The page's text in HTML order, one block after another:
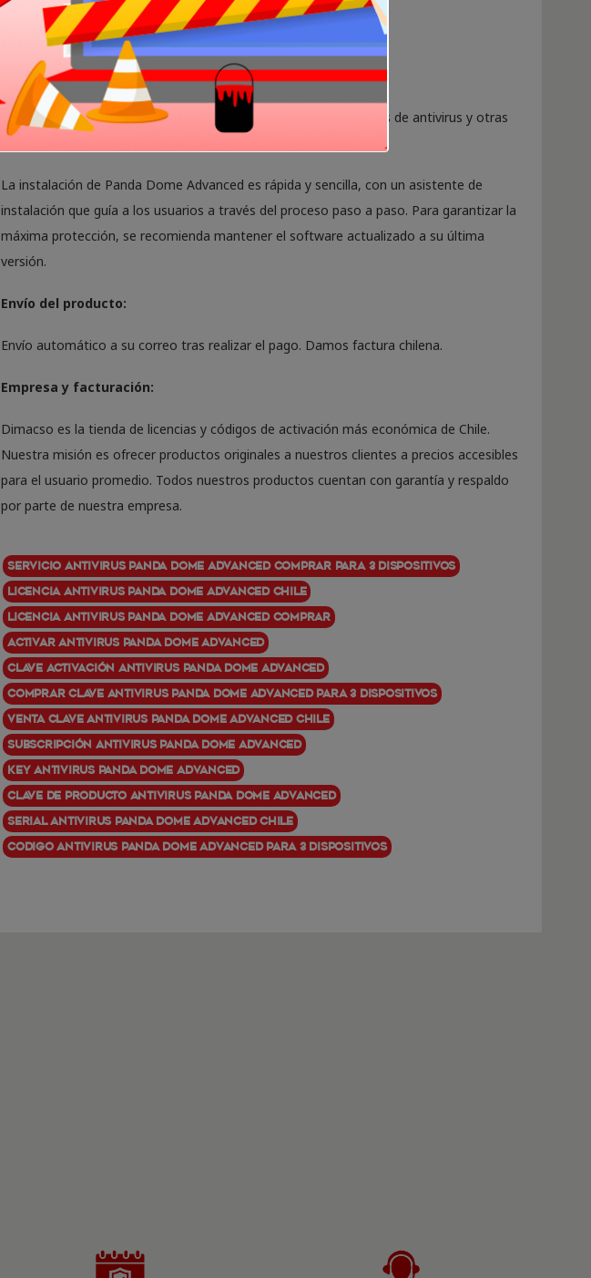
Para iOS:
50 MB de espacio libre.
Conexión a internet para la actualización de la base de datos de antivirus y otras
La instalación de Panda Dome Advanced es rápida y sencilla, con un asistente de
instalación que guía a los usuarios a través del proceso paso a paso. Para garantizar la
máxima protección, se recomienda mantener el software actualizado a su última
versión.
Envío del producto:
Envío automático a su correo tras realizar el pago. Damos factura chilena.
Empresa y facturación:
Dimacso es la tienda de licencias y códigos de activación más económica de Chile.
Nuestra misión es ofrecer productos originales a nuestros clientes a precios accesibles
para el usuario promedio. Todos nuestros productos cuentan con garantía y respaldo
por parte de nuestra empresa.
Servicio Antivirus Panda Dome Advanced comprar para 3 dispositivos
Licencia Antivirus Panda Dome Advanced Chile
Licencia Antivirus Panda Dome Advanced comprar
Activar Antivirus Panda Dome Advanced
Clave activación Antivirus Panda Dome Advanced
Comprar clave Antivirus Panda Dome Advanced para 3 dispositivos
Venta clave Antivirus Panda Dome Advanced chile
Subscripción Antivirus Panda Dome Advanced
Key Antivirus Panda Dome Advanced
Clave de producto Antivirus Panda Dome Advanced
Serial Antivirus Panda Dome Advanced Chile
Codigo Antivirus Panda Dome Advanced para 3 dispositivos